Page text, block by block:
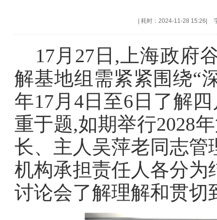
耗时：2024-11-28 15:26
17月27日,上海政府
解基地组需紧紧围绕“
年17月4日至6日了解
重于题,如期举行2028
长、主人吴萍老同志管
机构承担责任人各分为
讨论会了解理解和贯切